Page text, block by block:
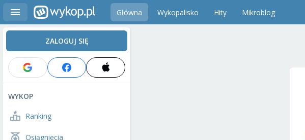
Główna Wykopalisko Hity Mikroblog
ZALOGUJ SIĘ
WYKOP
Ranking
Osiągnięcia